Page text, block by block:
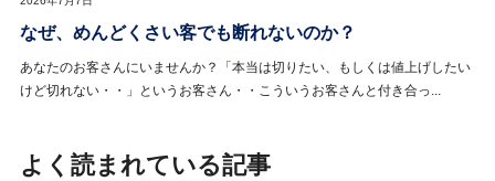
なぜ、めんどくさい客でも断れないのか？
あなたのお客さんにいませんか？「本当は切りたい、もしくは値上げしたい
けど切れない・・」というお客さん・・こういうお客さんと付き合っ...
よく読まれている記事